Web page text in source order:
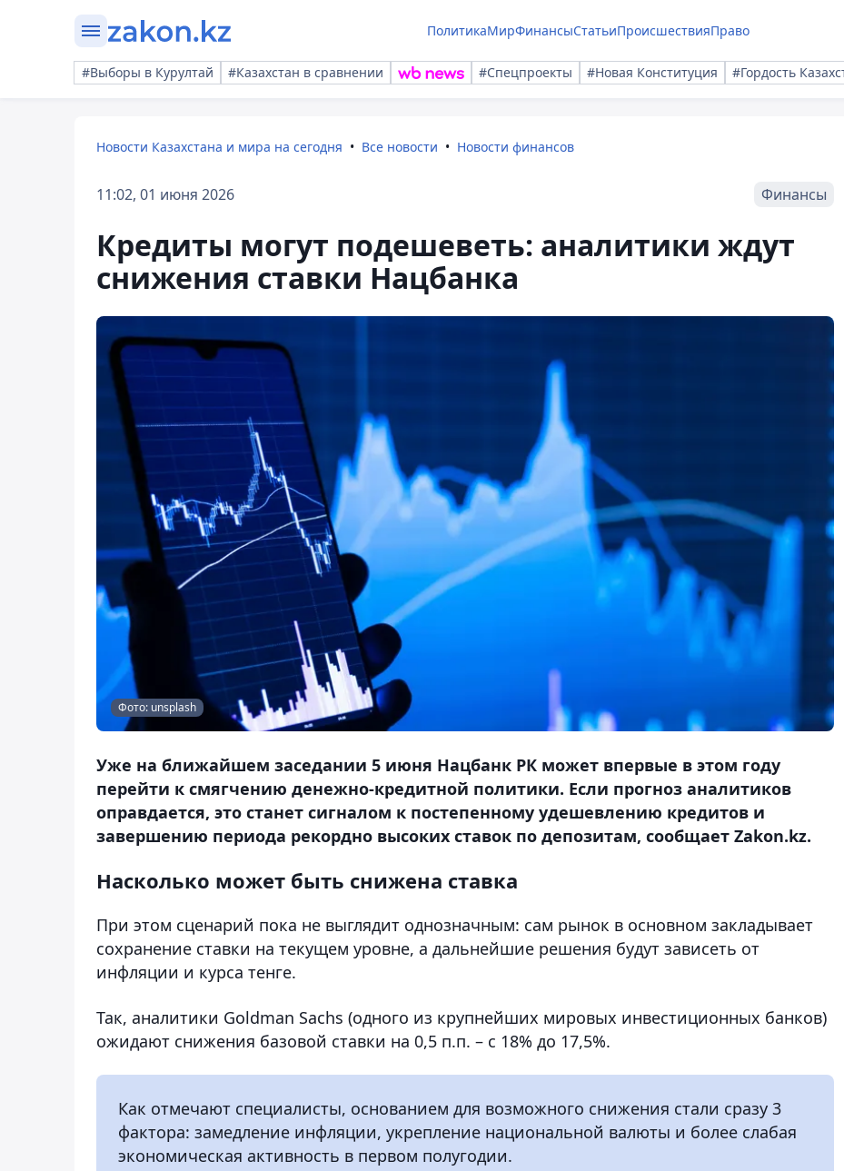
ПолитикаМирФинансыСтатьиПроисшествияПраво
#Выборы в Курултай #Казахстан в сравнении #Спецпроекты #Новая Конституция #Гордость
Новости Казахстана и мира на сегодня Все новости Новости финансов
11:02, 01 июня 2026 Финансы
Кредиты могут подешеветь: аналитики ждут
снижения ставки Нацбанка
Фото: unsplash
Уже на ближайшем заседании 5 июня Нацбанк РК может впервые в этом году
перейти к смягчению денежно-кредитной политики. Если прогноз аналитиков
оправдается, это станет сигналом к постепенному удешевлению кредитов и
завершению периода рекордно высоких ставок по депозитам, сообщает Zakon.kz.
Насколько может быть снижена ставка
При этом сценарий пока не выглядит однозначным: сам рынок в основном закладывает
сохранение ставки на текущем уровне, а дальнейшие решения будут зависеть от
инфляции и курса тенге.
Так, аналитики Goldman Sachs (одного из крупнейших мировых инвестиционных банков)
ожидают снижения базовой ставки на 0,5 п.п. – с 18% до 17,5%.
Как отмечают специалисты, основанием для возможного снижения стали сразу 3
фактора: замедление инфляции, укрепление национальной валюты и более слабая
экономическая активность в первом полугодии.